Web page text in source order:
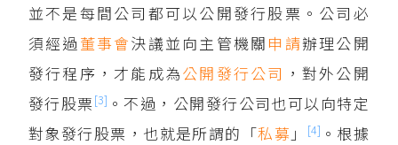
並不是每間公司都可以公開發行股票。公司必
須經過 董事會決議並向主管機關 申請辦理公開
發行程序，才能成為公開發行公司 ，對外公開
發行股票 [3] 。不過，公開發行公司也可以向特定
對象發行股票，也就是所謂的「私募 」 [4] 。根據